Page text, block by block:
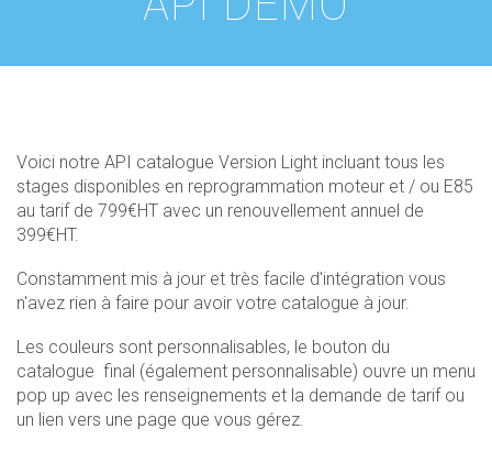
Voici notre API catalogue Version Light incluant tous les
stages disponibles en reprogrammation moteur et / ou E85
au tarif de 799€HT avec un renouvellement annuel de
399€HT.
Constamment mis à jour et très facile d'intégration vous
n'avez rien à faire pour avoir votre catalogue à jour.
Les couleurs sont personnalisables, le bouton du
catalogue final (également personnalisable) ouvre un menu
pop up avec les renseignements et la demande de tarif ou
un lien vers une page que vous gérez.